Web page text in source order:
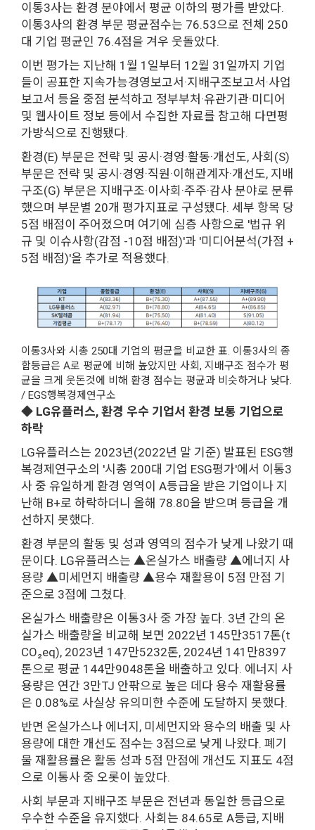
이통3사는 환경 분야에서 평균 이하의 평가를 받았다.
이통3사의 환경 부문 평균점수는 76.53으로 전체 250
대 기업 평균인 76.4점을 겨우 웃돌았다.
이번 평가는 지난해 1월 1일부터 12월 31일까지 기업
들이 공표한 지속가능경영보고서·지배구조보고서·사업
보고서 등을 중점 분석하고 정부부처·유관기관·미디어
및 웹사이트 정보 등에서 수집한 자료를 참고해 다면평
가방식으로 진행됐다.
환경(E) 부문은 전략 및 공시·경영·활동·개선도, 사회(S)
부문은 전략 및 공시·경영·직원·이해관계자·개선도, 지배
구조(G) 부문은 지배구조·이사회·주주·감사 분야로 분류
했으며 부문별 20개 평가지표로 구성됐다. 세부 항목 당
5점 배점이 주어졌으며 여기에 심층 사항으로 '법규 위
규 및 이슈사항(감점 -10점 배점)'과 '미디어분석(가점 +
5점 배점)'을 추가로 적용했다.
이통3사와 시총 250대 기업의 평균을 비교한 표. 이통3사의 종
합등급은 A로 평균에 비해 높았지만 사회, 지배구조 점수가 평
균을 크게 웃돈것에 비해 환경 점수는 평균과 비슷하거나 낮다.
/ EGS행복경제연구소
◆ LG유플러스, 환경 우수 기업서 환경 보통 기업으로
하락
LG유플러스는 2023년(2022년 말 기준) 발표된 ESG행
복경제연구소의 '시총 200대 기업 ESG평가'에서 이통3
사 중 유일하게 환경 영역이 A등급을 받은 기업이나 지
난해 B+로 하락하더니 올해 78.80을 받으며 등급을 개
선하지 못했다.
환경 부문의 활동 및 성과 영역의 점수가 낮게 나왔기 때
문이다. LG유플러스는 ▲온실가스 배출량 ▲에너지 사
용량 ▲미세먼지 배출량 ▲용수 재활용이 5점 만점 기
준으로 3점에 그쳤다.
온실가스 배출량은 이통3사 중 가장 높다. 3년 간의 온
실가스 배출량을 비교해 보면 2022년 145만3517톤(t
CO₂eq), 2023년 147만5232톤, 2024년 141만8397
톤으로 평균 144만9048톤을 배출하고 있다. 에너지 사
용량은 연간 3만TJ 안팎으로 높은 데다 용수 재활용률
은 0.08%로 사실상 유의미한 수준에 도달하지 못했다.
반면 온실가스나 에너지, 미세먼지와 용수의 배출 및 사
용량에 대한 개선도 점수는 3점으로 낮게 나왔다. 폐기
물 재활용률은 활동 성과 5점 만점에 개선도 지표도 4점
으로 이통사 중 오롯이 높았다.
사회 부문과 지배구조 부문은 전년과 동일한 등급으로
우수한 수준을 유지했다. 사회는 84.65로 A등급, 지배